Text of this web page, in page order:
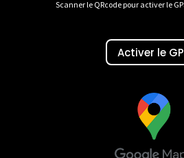
Scanner le QRcode pour activer le
Activer le